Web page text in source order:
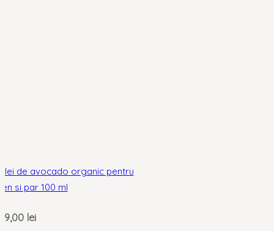
de avocado organic pentru
si par 100 ml
lei